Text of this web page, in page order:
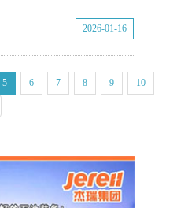
2026-01-16
5 6 7 8 9 10